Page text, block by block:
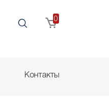
0
Контакты